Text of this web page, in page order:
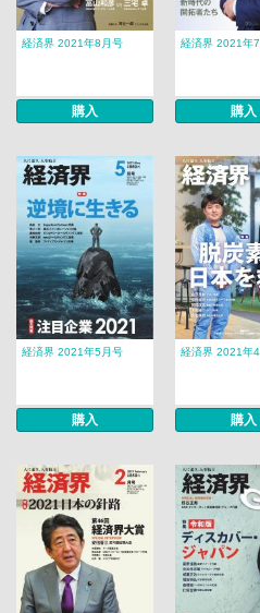
経済界 2021年8月号
購入
経済界 2021年
購入
経済界 2021年5月号
購入
経済界 2021年
購入